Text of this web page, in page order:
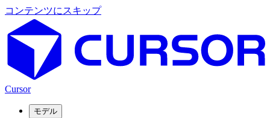
コンテンツにスキップ
Cursor
モデル